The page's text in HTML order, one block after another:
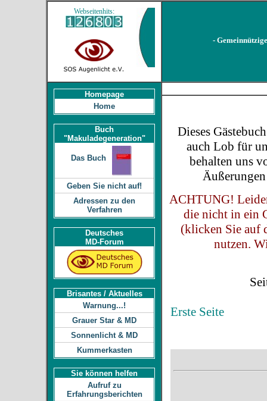
Webseitenhits:
-
Homepage
Home
Buch
"Makuladegeneration"
Das Buch
Geben Sie nicht auf!
Adressen zu den
Verfahren
Deutsches
MD-Forum
Brisantes / Aktuelles
Warnung...!
Grauer Star & MD
Sonnenlicht & MD
Kummerkasten
Sie können helfen
Aufruf zu
Erfahrungsberichten
Dieses
auch Lob für
behalten uns
ACHTUNG!
die nicht in ein
(klicken Sie auf
nutzen.
Erste Seite